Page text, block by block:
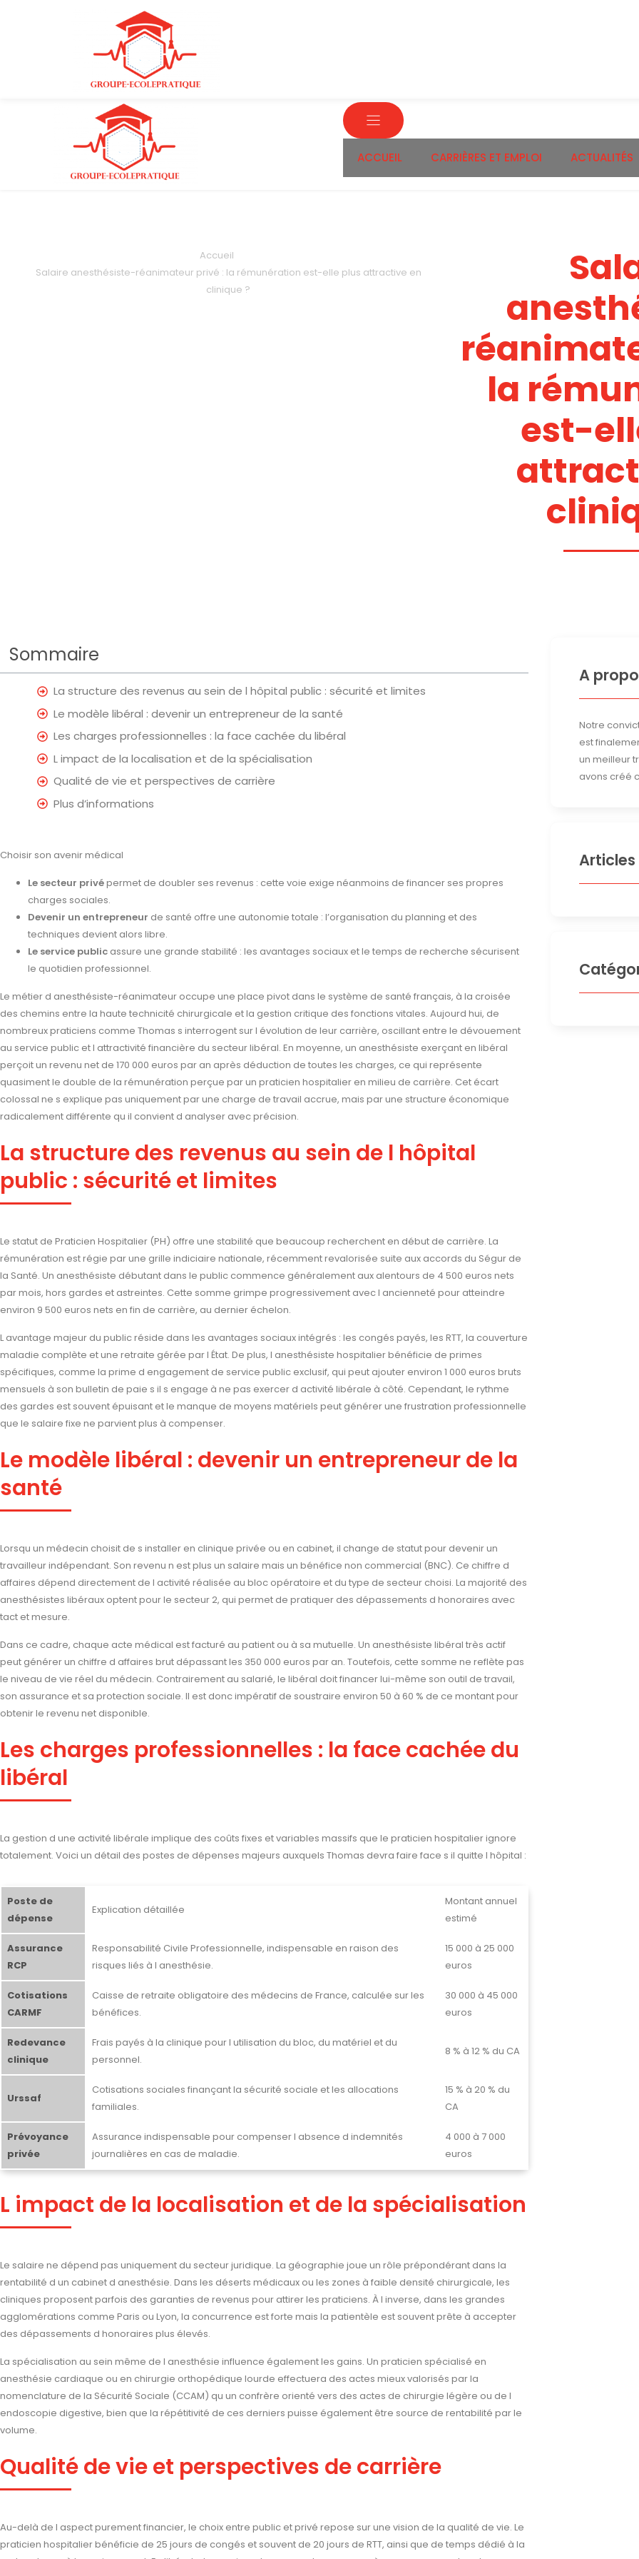
ACCUEIL CARRIÈRES ET EMPLOI ACTUALITÉS
Accueil
Salaire anesthésiste-réanimateur privé : la rémunération est-elle plus attractive en
clinique ?
la
est-
Sommaire
La structure des revenus au sein de l hôpital public : sécurité et limites
Le modèle libéral : devenir un entrepreneur de la santé
Les charges professionnelles : la face cachée du libéral
L impact de la localisation et de la spécialisation
Qualité de vie et perspectives de carrière
Plus d’informations
Choisir son avenir médical
Le secteur privépermet de doubler ses revenus : cette voie exige néanmoins de financer ses propres
charges sociales.
Devenir un entrepreneur de santé offre une autonomie totale : l’organisation du planning et des
techniques devient alors libre.
Le service public assure une grande stabilité : les avantages sociaux et le temps de recherche sécurisent
le quotidien professionnel.
Le métier d anesthésiste-réanimateur occupe une place pivot dans le système de santé français, à la croisée
des chemins entre la haute technicité chirurgicale et la gestion critique des fonctions vitales. Aujourd hui, de
nombreux praticiens comme Thomas s interrogent sur l évolution de leur carrière, oscillant entre le dévouement
au service public et l attractivité financière du secteur libéral. En moyenne, un anesthésiste exerçant en libéral
perçoit un revenu net de 170 000 euros par an après déduction de toutes les charges, ce qui représente
quasiment le double de la rémunération perçue par un praticien hospitalier en milieu de carrière. Cet écart
colossal ne s explique pas uniquement par une charge de travail accrue, mais par une structure économique
radicalement différente qu il convient d analyser avec précision.
La structure des revenus au sein de l hôpital
public : sécurité et limites
Le statut de Praticien Hospitalier (PH) offre une stabilité que beaucoup recherchent en début de carrière. La
rémunération est régie par une grille indiciaire nationale, récemment revalorisée suite aux accords du Ségur de
la Santé. Un anesthésiste débutant dans le public commence généralement aux alentours de 4 500 euros nets
par mois, hors gardes et astreintes. Cette somme grimpe progressivement avec l ancienneté pour atteindre
environ 9 500 euros nets en fin de carrière, au dernier échelon.
L avantage majeur du public réside dans les avantages sociaux intégrés : les congés payés, les RTT, la couverture
maladie complète et une retraite gérée par l État. De plus, l anesthésiste hospitalier bénéficie de primes
spécifiques, comme la prime d engagement de service public exclusif, qui peut ajouter environ 1 000 euros bruts
mensuels à son bulletin de paie s il s engage à ne pas exercer d activité libérale à côté. Cependant, le rythme
des gardes est souvent épuisant et le manque de moyens matériels peut générer une frustration professionnelle
que le salaire fixe ne parvient plus à compenser.
Le modèle libéral : devenir un entrepreneur de la
santé
Lorsqu un médecin choisit de s installer en clinique privée ou en cabinet, il change de statut pour devenir un
travailleur indépendant. Son revenu n est plus un salaire mais un bénéfice non commercial (BNC). Ce chiffre d
affaires dépend directement de l activité réalisée au bloc opératoire et du type de secteur choisi. La majorité des
anesthésistes libéraux optent pour le secteur 2, qui permet de pratiquer des dépassements d honoraires avec
tact et mesure.
Dans ce cadre, chaque acte médical est facturé au patient ou à sa mutuelle. Un anesthésiste libéral très actif
peut générer un chiffre d affaires brut dépassant les 350 000 euros par an. Toutefois, cette somme ne reflète pas
le niveau de vie réel du médecin. Contrairement au salarié, le libéral doit financer lui-même son outil de travail,
son assurance et sa protection sociale. Il est donc impératif de soustraire environ 50 à 60 % de ce montant pour
obtenir le revenu net disponible.
Les charges professionnelles : la face cachée du
libéral
La gestion d une activité libérale implique des coûts fixes et variables massifs que le praticien hospitalier ignore
totalement. Voici un détail des postes de dépenses majeurs auxquels Thomas devra faire face s il quitte l hôpital :
Poste de
dépense
Explication détaillée
Montant annuel
estimé
Assurance
RCP
Responsabilité Civile Professionnelle, indispensable en raison des
risques liés à l anesthésie.
15 000 à 25 000
euros
Cotisations
CARMF
Caisse de retraite obligatoire des médecins de France, calculée sur les
bénéfices.
30 000 à 45 000
euros
Redevance
clinique
Frais payés à la clinique pour l utilisation du bloc, du matériel et du
personnel.
8 % à 12 % du CA
Urssaf
Cotisations sociales finançant la sécurité sociale et les allocations
familiales.
15 % à 20 % du
CA
Prévoyance
privée
Assurance indispensable pour compenser l absence d indemnités
journalières en cas de maladie.
4 000 à 7 000
euros
L impact de la localisation et de la spécialisation
Le salaire ne dépend pas uniquement du secteur juridique. La géographie joue un rôle prépondérant dans la
rentabilité d un cabinet d anesthésie. Dans les déserts médicaux ou les zones à faible densité chirurgicale, les
cliniques proposent parfois des garanties de revenus pour attirer les praticiens. À l inverse, dans les grandes
agglomérations comme Paris ou Lyon, la concurrence est forte mais la patientèle est souvent prête à accepter
des dépassements d honoraires plus élevés.
La spécialisation au sein même de l anesthésie influence également les gains. Un praticien spécialisé en
anesthésie cardiaque ou en chirurgie orthopédique lourde effectuera des actes mieux valorisés par la
nomenclature de la Sécurité Sociale (CCAM) qu un confrère orienté vers des actes de chirurgie légère ou de l
endoscopie digestive, bien que la répétitivité de ces derniers puisse également être source de rentabilité par le
volume.
Qualité de vie et perspectives de carrière
Au-delà de l aspect purement financier, le choix entre public et privé repose sur une vision de la qualité de vie. Le
praticien hospitalier bénéficie de 25 jours de congés et souvent de 20 jours de RTT, ainsi que de temps dédié à la
A
Notre
est
un meilleur
avons créé